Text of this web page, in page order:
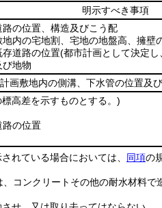
明示すべき事項
の位置、構造及びこう配
内の宅地割、宅地の地盤高、擁壁
道路の位置(都市計画として決定
地物
画敷地内の側溝、下水管の位置及
高差を示すものとする。)
の位置
れている場合においては、 同項の
コンクリートその他の耐水材料